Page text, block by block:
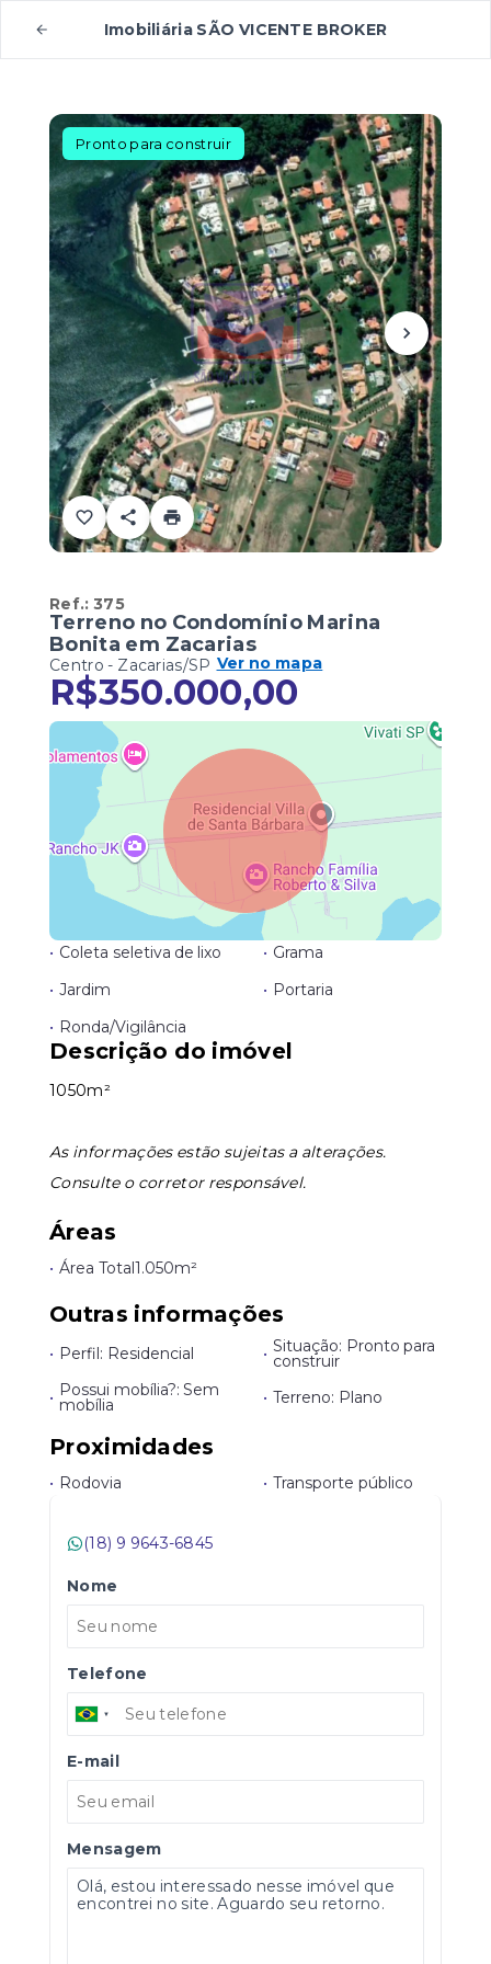
Imobiliária SÃO VICENTE BROKER
Pronto para construir
Ref.:375
Terreno no Condomínio Marina
Bonita em Zacarias
Centro - Zacarias/SP Ver no mapa
R$350.000,00
• Coleta seletiva de lixo • Grama
• Jardim • Portaria
• Ronda/Vigilância
Descrição do imóvel
1050m²
As informações estão sujeitas a alterações.
Consulte o corretor responsável.
Áreas
• Área Total1.050m²
Outras informações
• Perfil: Residencial • Situação: Pronto para
construir
• Possui mobília?: Sem
mobília • Terreno: Plano
Proximidades
• Rodovia • Transporte público
(18) 9 9643-6845
Nome
Telefone
E-mail
Mensagem